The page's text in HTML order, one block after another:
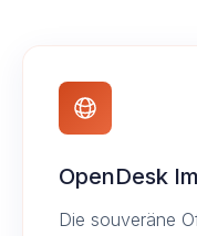
OpenDesk
Die souveräne